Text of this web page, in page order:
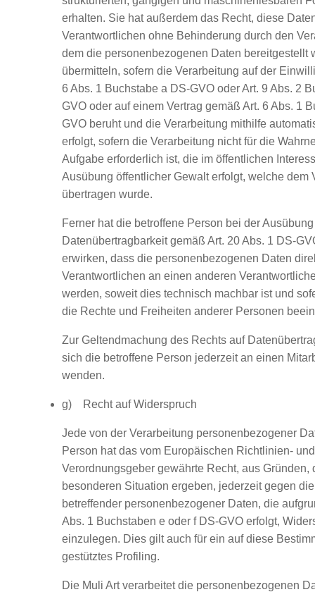
erhalten. Sie hat außerdem das Recht, diese
Verantwortlichen ohne Behinderung durch den
dem die personenbezogenen Daten bereitgestellt
übermitteln, sofern die Verarbeitung auf der
6 Abs. 1 Buchstabe a DS-GVO oder Art. 9 Abs. 2
GVO oder auf einem Vertrag gemäß Art. 6 Abs. 1
GVO beruht und die Verarbeitung mithilfe
erfolgt, sofern die Verarbeitung nicht für die
Aufgabe erforderlich ist, die im öffentlichen
Ausübung öffentlicher Gewalt erfolgt, welche dem
übertragen wurde.
Ferner hat die betroffene Person bei der
Datenübertragbarkeit gemäß Art. 20 Abs. 1 DS-
erwirken, dass die personenbezogenen Daten
Verantwortlichen an einen anderen
werden, soweit dies technisch machbar ist und
die Rechte und Freiheiten anderer Personen
Zur Geltendmachung des Rechts auf
sich die betroffene Person jederzeit an einen
wenden.
g) Recht auf Widerspruch
Jede von der Verarbeitung personenbezogener
Person hat das vom Europäischen Richtlinien- und
Verordnungsgeber gewährte Recht, aus Gründen,
besonderen Situation ergeben, jederzeit gegen
betreffender personenbezogener Daten, die
Abs. 1 Buchstaben e oder f DS-GVO erfolgt,
einzulegen. Dies gilt auch für ein auf diese
gestütztes Profiling.
Die Muli Art verarbeitet die personenbezogenen